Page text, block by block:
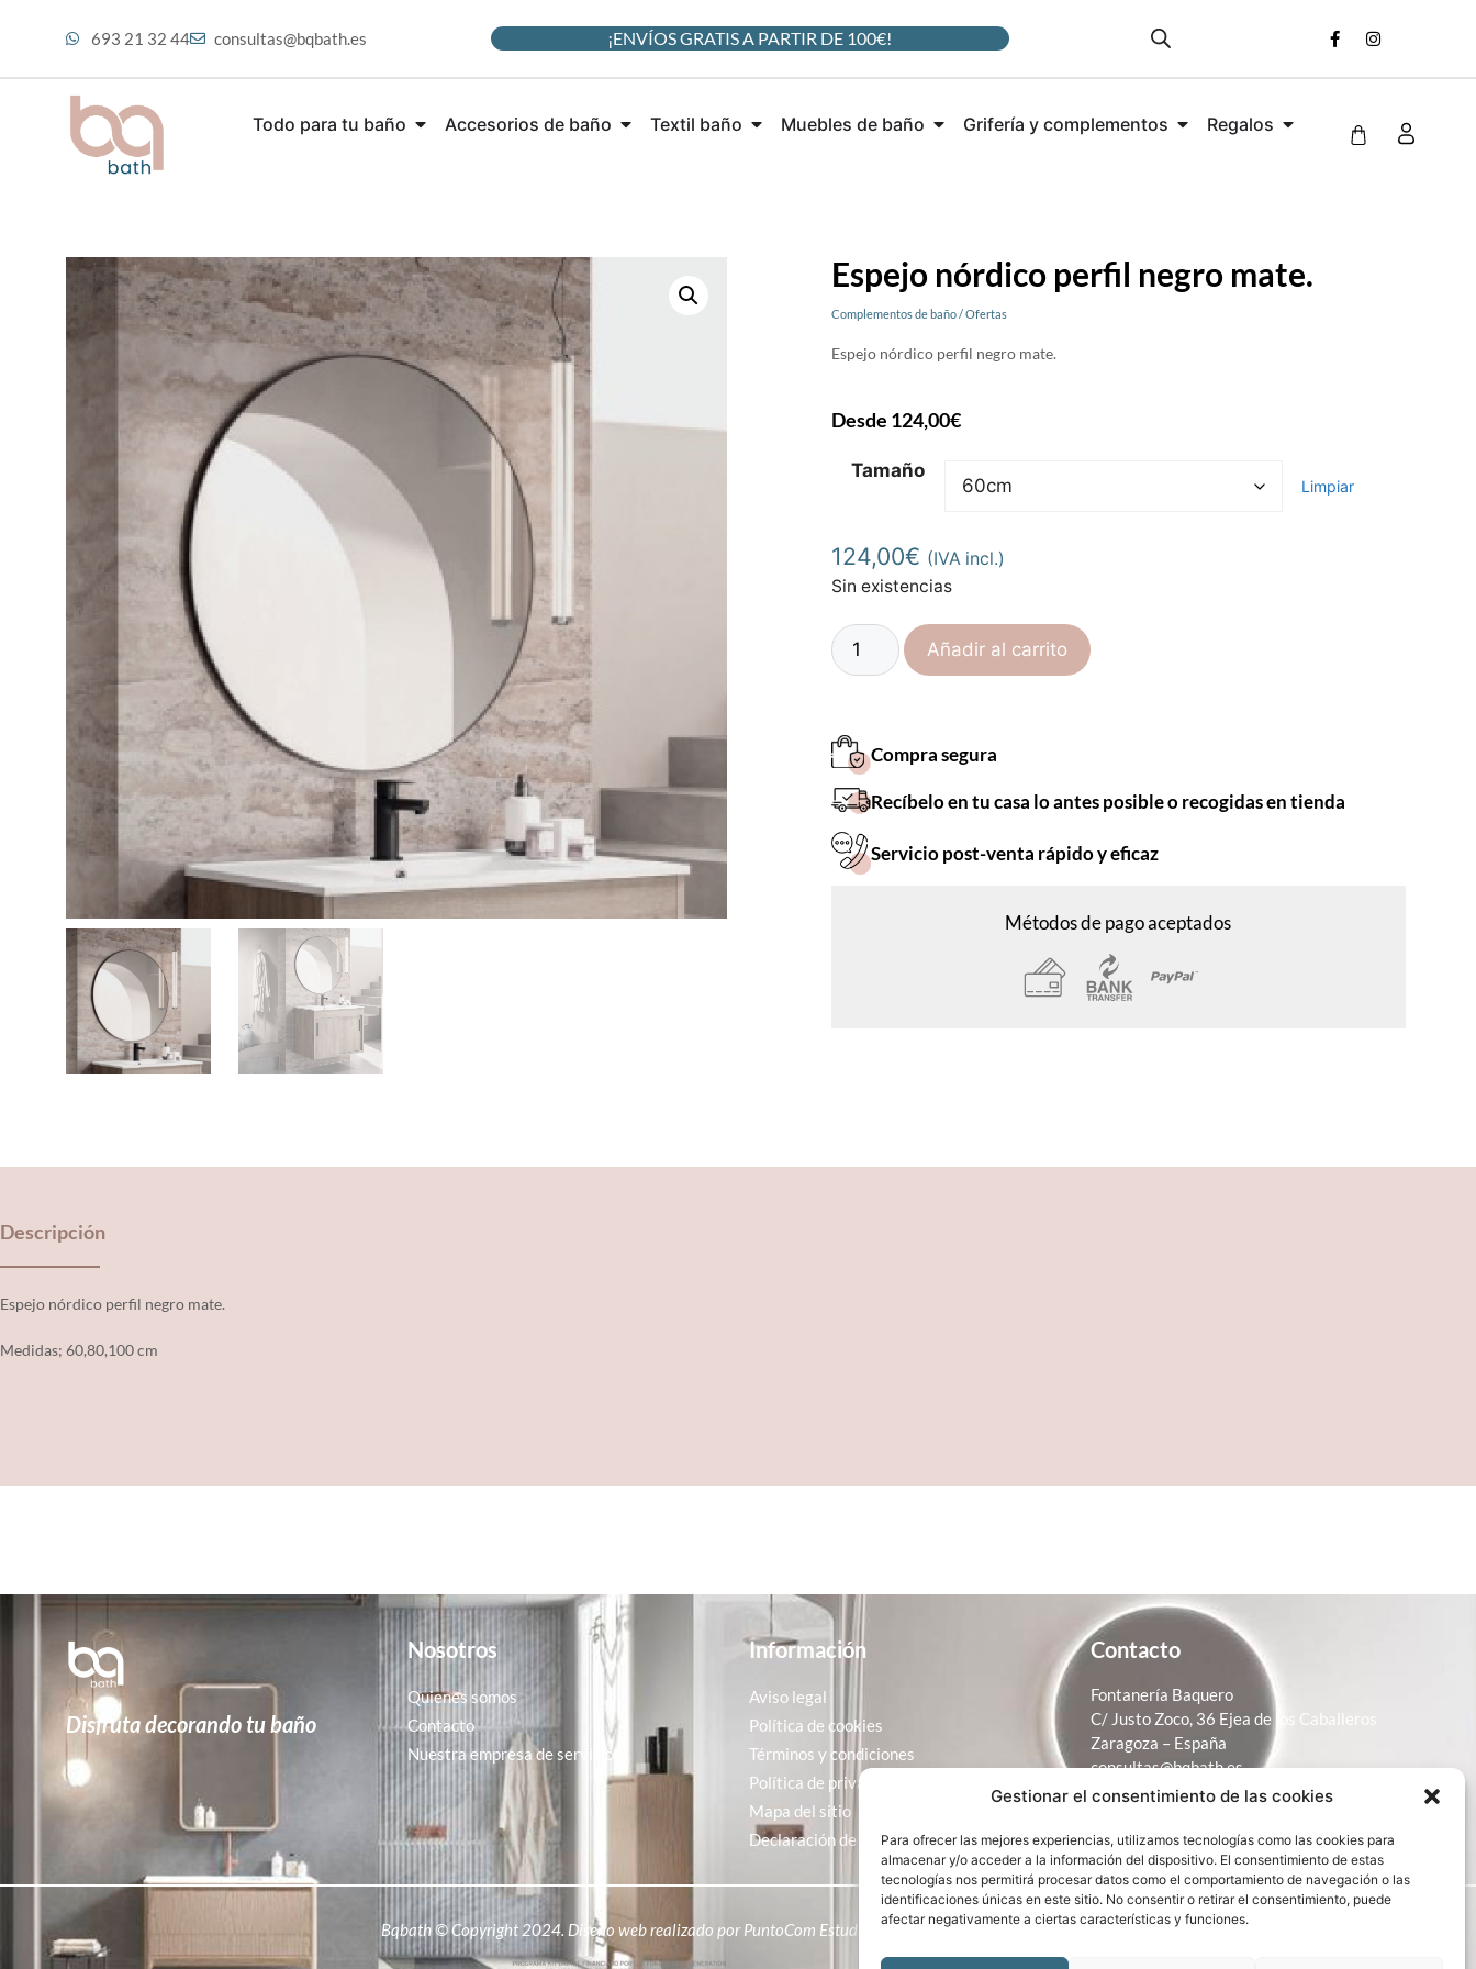
Gestionar el consentimiento de las cookies
Para ofrecer las mejores experiencias, utilizamos tecnologías como las cookies para
almacenar y/o acceder a la información del dispositivo. El consentimiento de estas
tecnologías nos permitirá procesar datos como el comportamiento de navegación o las
identificaciones únicas en este sitio. No consentir o retirar el consentimiento, puede
afectar negativamente a ciertas características y funciones.
693 21 32 44 consultas@bqbath.es ¡ENVÍOS GRATIS A PARTIR DE 100€!
Todo para tu baño Accesorios de baño Textil baño Muebles de baño Grifería y complementos Regalos
Espejo nórdico perfil negro mate.
Complementos de baño/Ofertas
Espejo nórdico perfil negro mate.
Desde 124,00€
Tamaño
Limpiar
124,00€ (IVA incl.)
Sin existencias
Añadir al carrito
Compra segura
Recíbelo en tu casa lo antes posible o recogidas en tienda
Servicio post-venta rápido y eficaz
Métodos de pago aceptados
Descripción
Espejo nórdico perfil negro mate.
Medidas; 60,80,100 cm
Disfruta decorando tu baño
Nosotros
Quienes somos
Contacto
Nuestra empresa de servicios
Información
Aviso legal
Política de cookies
Términos y condiciones
Política de privacidad
Mapa del sitio
Declaración de accesibilidad
Contacto
Fontanería Baquero
C/ Justo Zoco, 36 Ejea de los Caballeros
Zaragoza – España
consultas@bqbath.es
693 21 32 44
Bqbath © Copyright 2024. Diseño web realizado porPuntoCom Estudio